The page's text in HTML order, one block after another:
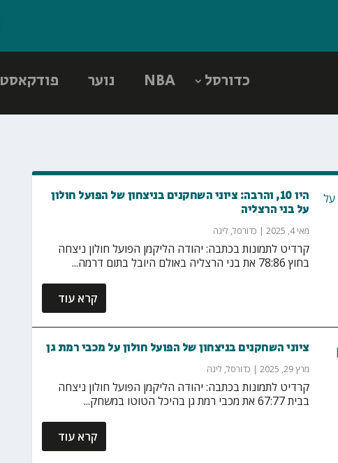
כדורסל NBA נוער פודקאסט
היו 10, והרבה: ציוני השחקנים בניצחון של הפועל חולון
על בני הרצליה
מאי 4, 2025 | כדורסל, ליגה
קרדיט לתמונות בכתבה: יהודה הליקמן הפועל חולון ניצחה
בחוץ 78:86 את בני הרצליה באולם היובל בתום דרמה...
קרא עוד
ציוני השחקנים בניצחון של הפועל חולון על מכבי רמת גן
מרץ 29, 2025 | כדורסל, ליגה
קרדיט לתמונות בכתבה: יהודה הליקמן הפועל חולון ניצחה
בבית 67:77 את מכבי רמת גן בהיכל הטוטו במשחק...
קרא עוד